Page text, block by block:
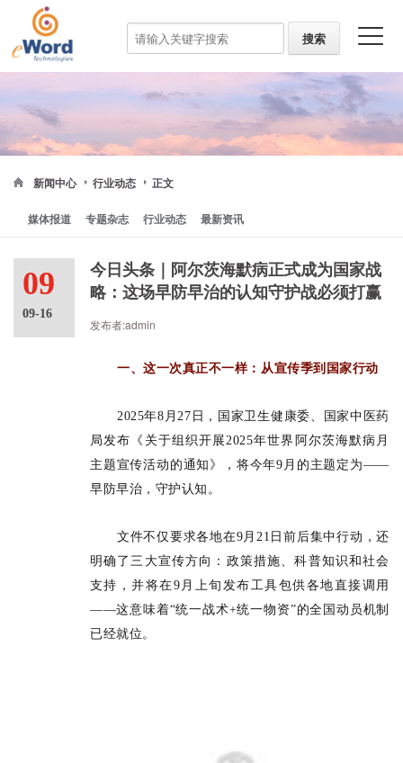
新闻中心 行业动态 正文
媒体报道 专题杂志 行业动态 最新资讯
09
09-16
今日头条｜阿尔茨海默病正式成为国家战
略：这场早防早治的认知守护战必须打赢
发布者:admin
一、这一次真正不一样：从宣传季到国家行动
2025年8月27日，国家卫生健康委、国家中医药
局发布《关于组织开展2025年世界阿尔茨海默病月
主题宣传活动的通知》， 将今年9月的主题定为——
早防早治，守护认知。
文件不仅要求各地在9月21日前后集中行动，还
明确了三大宣传方向：政策措施、科普知识和社会
支持，并将在9月上旬发布工具包供各地直接调用
——这意味着“统一战术+统一物资”的全国动员机制
已经就位。